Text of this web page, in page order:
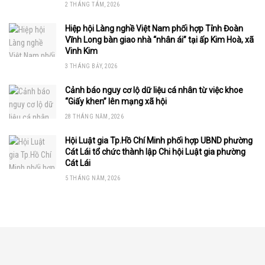
2 THÁNG TÁM, 2026
Hiệp hội Làng nghề Việt Nam phối hợp Tỉnh Đoàn
Vĩnh Long bàn giao nhà “nhân ái” tại ấp Kim Hoà, xã
Vinh Kim
3 THÁNG BẢY, 2026
Cảnh báo nguy cơ lộ dữ liệu cá nhân từ việc khoe
“Giấy khen” lên mạng xã hội
28 THÁNG NĂM, 2026
Hội Luật gia Tp.Hồ Chí Minh phối hợp UBND phường
Cát Lái tổ chức thành lập Chi hội Luật gia phường
Cát Lái
5 THÁNG NĂM, 2026